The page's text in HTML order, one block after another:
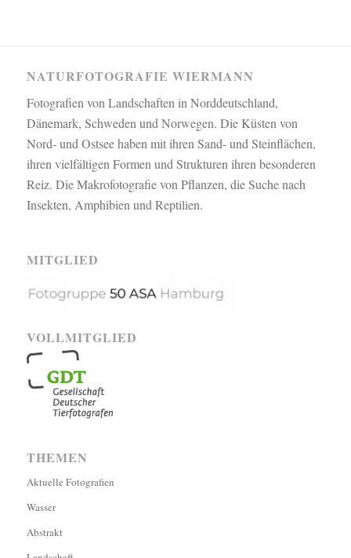
NATURFOTOGRAFIE WIERMANN
Fotografien von Landschaften in Norddeutschland,
Dänemark, Schweden und Norwegen. Die Küsten von
Nord- und Ostsee haben mit ihren Sand- und Steinflächen,
ihren vielfältigen Formen und Strukturen ihren besonderen
Reiz. Die Makrofotografie von Pflanzen, die Suche nach
Insekten, Amphibien und Reptilien.
MITGLIED
VOLLMITGLIED
THEMEN
Aktuelle Fotografien
Wasser
Abstrakt